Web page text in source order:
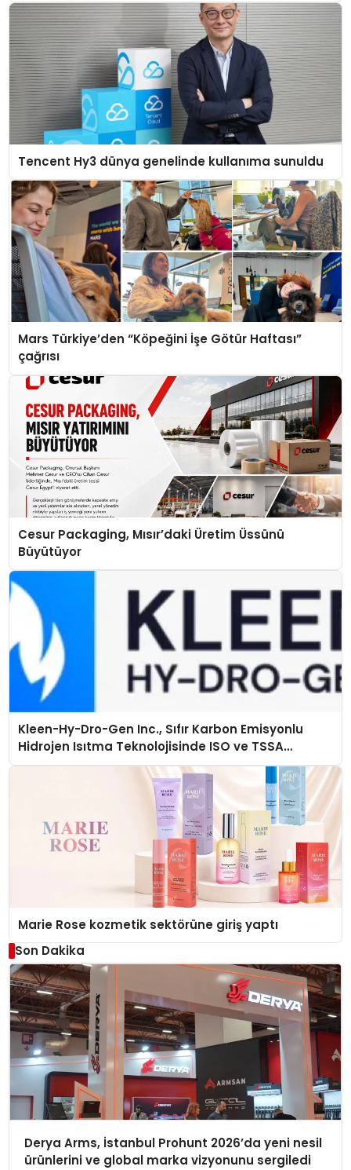
Tencent Hy3 dünya genelinde kullanıma sunuldu
Mars Türkiye’den “Köpeğini İşe Götür Haftası”
çağrısı
Cesur Packaging, Mısır’daki Üretim Üssünü
Büyütüyor
Kleen-Hy-Dro-Gen Inc., Sıfır Karbon Emisyonlu
Hidrojen Isıtma Teknolojisinde ISO ve TSSA
Düzenleyici Onaylarını Aldı
Marie Rose kozmetik sektörüne giriş yaptı
Son Dakika
Derya Arms, İstanbul Prohunt 2026’da yeni nesil
ürünlerini ve global marka vizyonunu sergiledi